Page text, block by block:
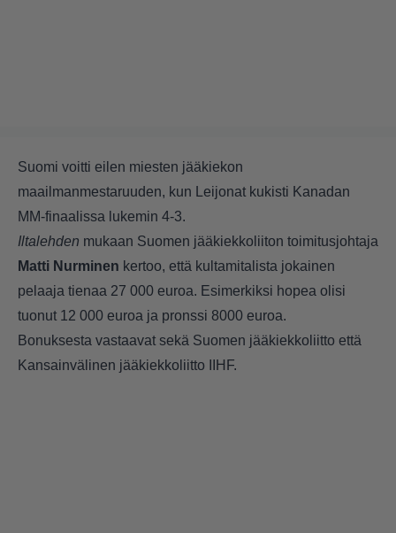
Suomi voitti eilen miesten jääkiekon
maailmanmestaruuden, kun Leijonat kukisti Kanadan
MM-finaalissa lukemin 4-3.
Iltalehden mukaan Suomen jääkiekkoliiton toimitusjohtaja
Matti Nurminen kertoo, että kultamitalista jokainen
pelaaja tienaa 27 000 euroa. Esimerkiksi hopea olisi
tuonut 12 000 euroa ja pronssi 8000 euroa.
Bonuksesta vastaavat sekä Suomen jääkiekkoliitto että
Kansainvälinen jääkiekkoliitto IIHF.